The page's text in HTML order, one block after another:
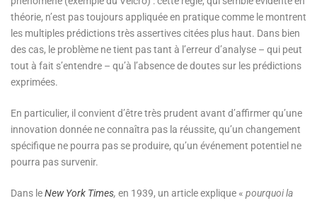
théorie, n’est pas toujours appliquée en pratique comme le montrent
les multiples prédictions très assertives citées plus haut. Dans bien
des cas, le problème ne tient pas tant à l’erreur d’analyse – qui peut
tout à fait s’entendre – qu’à l’absence de doutes sur les prédictions
exprimées.
En particulier, il convient d’être très prudent avant d’affirmer qu’une
innovation donnée ne connaîtra pas la réussite, qu’un changement
spécifique ne pourra pas se produire, qu’un événement potentiel ne
pourra pas survenir.
Dans leNew York Times, en 1939, un article explique « pourquoi la